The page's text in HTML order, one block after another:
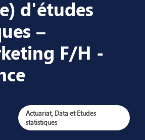
d'études
–
F/H -
Actuariat, Data et Etudes
statistiques